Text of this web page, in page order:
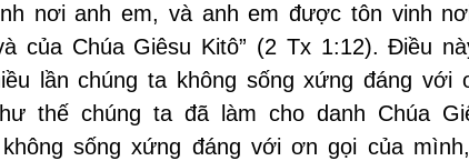
nơi anh em, và anh em được tôn vinh
của Chúa Giêsu Kitô” (2 Tx 1:12). Điều
lần chúng ta không sống xứng đáng
thế chúng ta đã làm cho danh Chúa
sống xứng đáng với ơn gọi của